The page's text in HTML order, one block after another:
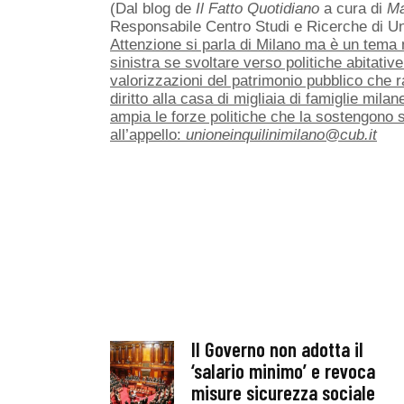
(Dal blog de Il Fatto Quotidiano a cura di
Responsabile Centro Studi e Ricerche di
Attenzione si parla di Milano ma è un
sinistra se svoltare verso politiche
valorizzazioni del patrimonio pubblico che
diritto alla casa di migliaia di famiglie
ampia le forze politiche che la sostengono
all’appello: unioneinquilinimilano@cub.it
Il Governo non adotta il
‘salario minimo’ e revoca
misure sicurezza sociale